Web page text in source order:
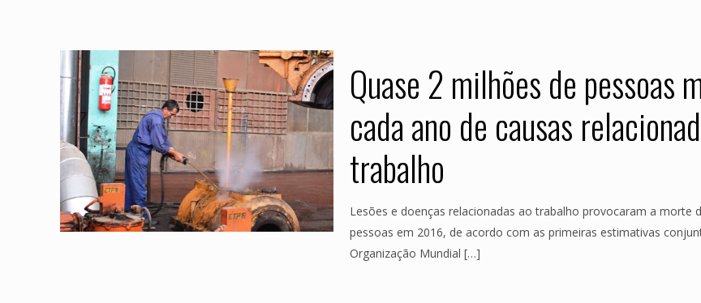
Quase 2 milhões de pessoas
cada ano de causas
trabalho
Lesões e doenças relacionadas ao trabalho provocaram a morte
pessoas em 2016, de acordo com as primeiras estimativas
Organização Mundial […]